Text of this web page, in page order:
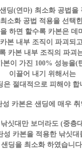
딩(연마) 최소화 공법을
소화 공법 적용을 선택
하면 할수록 카본은 데
카본 내부 조직이 파괴되
카본 내부 조직의 파괴
본이 가진 100% 성능을(
이끌어 내기 위해서는
은 절대적으로 피해야 합
성 카본은 샌딩에 매우
싯대만 보더라도 (중층
성 카본을 적용한 낚싯대
샌딩을 최소화 하였습니